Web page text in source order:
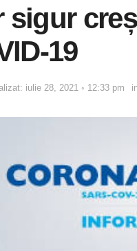
sigur
19
iulie 28, 2021 ◦ 12:33 pm